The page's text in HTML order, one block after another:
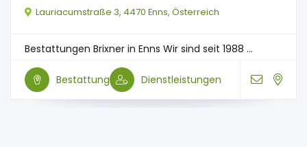
Lauriacumstraße 3, 4470 Enns, Österreich
Bestattungen Brixner in Enns Wir sind seit 1988 ...
Bestattung Dienstleistungen